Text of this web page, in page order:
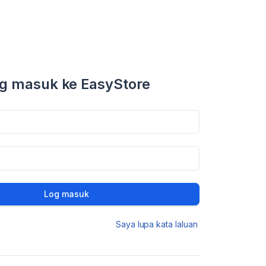
masuk ke EasyStore
Log masuk
Saya lupa kata laluan